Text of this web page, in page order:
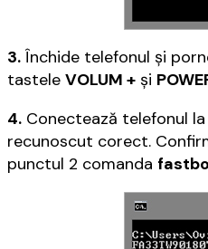
3. Închide telefonul și
tastele VOLUM + și
4. Conectează telefonul
recunoscut corect.
punctul 2 comanda